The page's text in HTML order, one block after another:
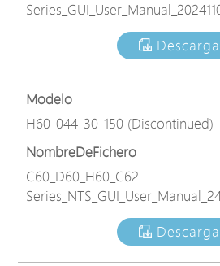
Modelo
H60-044-30-150 (Discontinued)
NombreDeFichero
C60_D60_H60_C62